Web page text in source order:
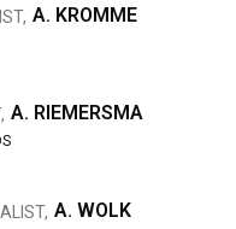
A. KROMME
A. RIEMERSMA
A. WOLK